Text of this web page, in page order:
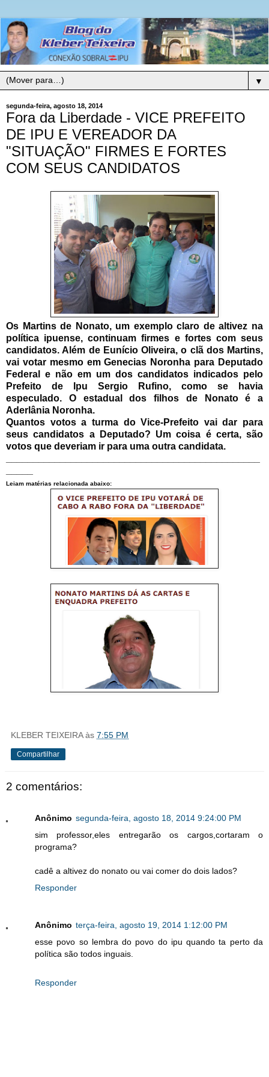
▼
segunda-feira, agosto 18, 2014
Fora da Liberdade - VICE PREFEITO
DE IPU E VEREADOR DA
"SITUAÇÃO" FIRMES E FORTES
COM SEUS CANDIDATOS
Os Martins de Nonato, um exemplo claro de altivez na
política ipuense, continuam firmes e fortes com seus
candidatos. Além de Eunício Oliveira, o clã dos Martins,
vai votar mesmo em Genecias Noronha para Deputado
Federal e não em um dos candidatos indicados pelo
Prefeito de Ipu Sergio Rufino, como se havia
especulado. O estadual dos filhos de Nonato é a
Aderlânia Noronha.
Quantos votos a turma do Vice-Prefeito vai dar para
seus candidatos a Deputado? Um coisa é certa, são
votos que deveriam ir para uma outra candidata.
Leiam matérias relacionada abaixo:
KLEBER TEIXEIRA às 7:55 PM
Compartilhar
2 comentários:
Anônimo segunda-feira, agosto 18, 2014 9:24:00 PM
sim professor,eles entregarão os cargos,cortaram o
programa?
cadê a altivez do nonato ou vai comer do dois lados?
Responder
Anônimo terça-feira, agosto 19, 2014 1:12:00 PM
esse povo so lembra do povo do ipu quando ta perto da
política são todos inguais.
Responder